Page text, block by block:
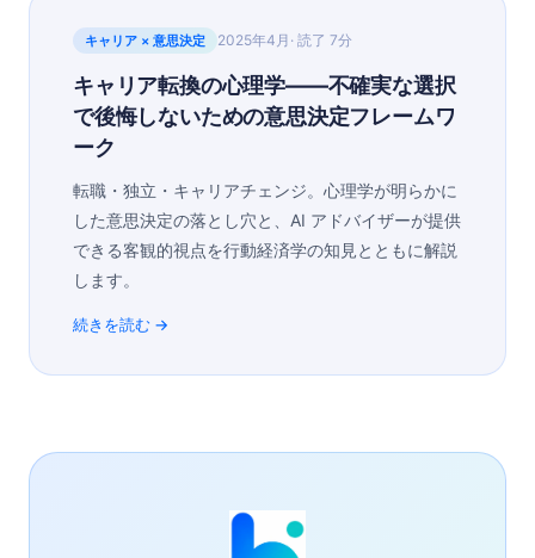
キャリア × 意思決定 2025年4月 · 読了 7分
キャリア転換の心理学——不確実な選択
で後悔しないための意思決定フレームワ
ーク
転職・独立・キャリアチェンジ。心理学が明らかに
した意思決定の落とし穴と、AI アドバイザーが提供
できる客観的視点を行動経済学の知見とともに解説
します。
続きを読む →